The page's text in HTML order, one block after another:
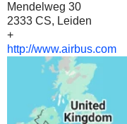
Mendelweg 30
2333 CS, Leiden
+
http://www.airbus.com